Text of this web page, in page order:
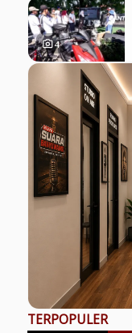
photo_camera4
TERPOPULER